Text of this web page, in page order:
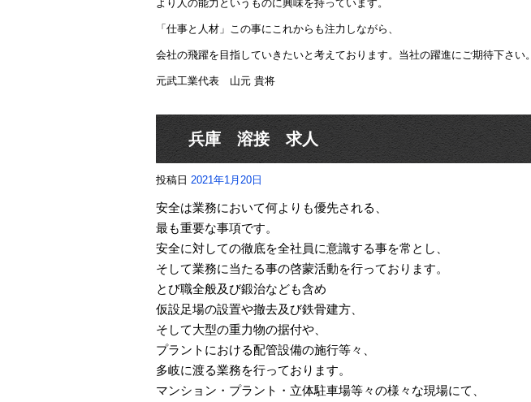
より人の能力というものに興味を持っています。
「仕事と人材」この事にこれからも注力しながら、
会社の飛躍を目指していきたいと考えております。当社の躍進にご期待下さい。
元武工業代表 山元 貴将
兵庫 溶接 求人
投稿日 2021年1月20日
安全は業務において何よりも優先される、
最も重要な事項です。
安全に対しての徹底を全社員に意識する事を常とし、
そして業務に当たる事の啓蒙活動を行っております。
とび職全般及び鍛治なども含め
仮設足場の設置や撤去及び鉄骨建方、
そして大型の重力物の据付や、
プラントにおける配管設備の施行等々、
多岐に渡る業務を行っております。
マンション・プラント・立体駐車場等々の様々な現場にて、